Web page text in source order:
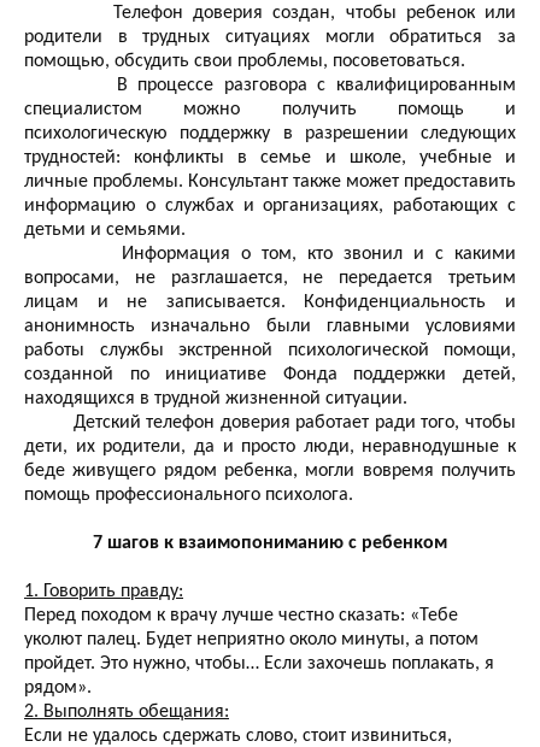
Телефон доверия создан, чтобы ребенок или
родители в трудных ситуациях могли обратиться за
помощью, обсудить свои проблемы, посоветоваться.
В процессе разговора с квалифицированным
специалистом можно получить помощь и
психологическую поддержку в разрешении следующих
трудностей: конфликты в семье и школе, учебные и
личные проблемы. Консультант также может предоставить
информацию о службах и организациях, работающих с
детьми и семьями.
Информация о том, кто звонил и с какими
вопросами, не разглашается, не передается третьим
лицам и не записывается. Конфиденциальность и
анонимность изначально были главными условиями
работы службы экстренной психологической помощи,
созданной по инициативе Фонда поддержки детей,
находящихся в трудной жизненной ситуации.
Детский телефон доверия работает ради того, чтобы
дети, их родители, да и просто люди, неравнодушные к
беде живущего рядом ребенка, могли вовремя получить
помощь профессионального психолога.
7 шагов к взаимопониманию с ребенком
1. Говорить правду:
Перед походом к врачу лучше честно сказать: «Тебе
уколют палец. Будет неприятно около минуты, а потом
пройдет. Это нужно, чтобы… Если захочешь поплакать, я
рядом».
2. Выполнять обещания:
Если не удалось сдержать слово, стоит извиниться,